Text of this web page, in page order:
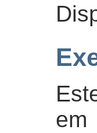
em